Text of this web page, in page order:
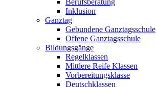
Berufsberatung
Inklusion
Ganztag
Gebundene Ganztagsschule
Offene Ganztagsschule
Bildungsgänge
Regelklassen
Mittlere Reife Klassen
Vorbereitungsklasse
Deutschklassen